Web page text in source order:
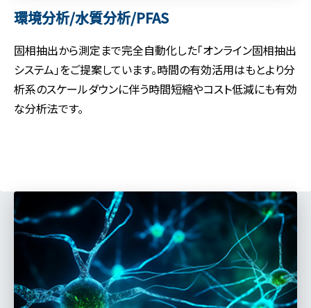
環境分析/水質分析/PFAS
固相抽出から測定まで完全自動化した「オンライン固相抽出
システム」をご提案しています。時間の有効活用はもとより分
析系のスケールダウンに伴う時間短縮やコスト低減にも有効
な分析法です。